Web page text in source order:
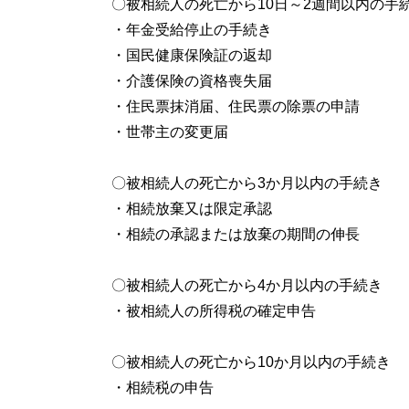
〇被相続人の死亡から10日～2週間以内の手
・年金受給停止の手続き
・国民健康保険証の返却
・介護保険の資格喪失届
・住民票抹消届、住民票の除票の申請
・世帯主の変更届
〇被相続人の死亡から3か月以内の手続き
・相続放棄又は限定承認
・相続の承認または放棄の期間の伸長
〇被相続人の死亡から4か月以内の手続き
・被相続人の所得税の確定申告
〇被相続人の死亡から10か月以内の手続き
・相続税の申告